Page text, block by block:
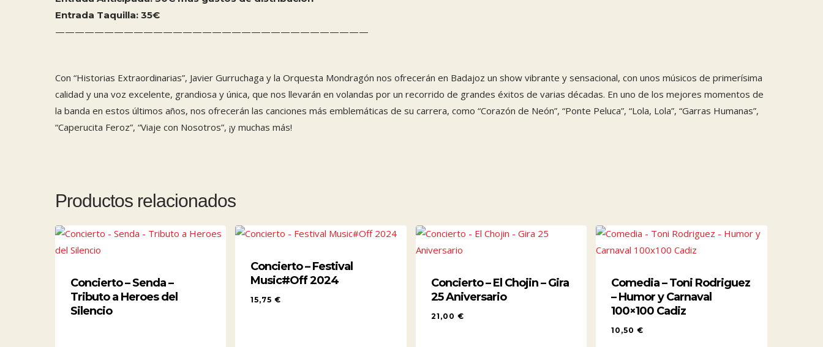
Entrada Taquilla: 35€
————————————————————————————————
Con “Historias Extraordinarias”, Javier Gurruchaga y la Orquesta Mondragón nos ofrecerán en Badajoz un show vibrante y sensacional, con unos músicos de primerísima
calidad y una voz excelente, grandiosa y única, que nos llevarán en volandas por un recorrido de grandes éxitos de varias décadas. En uno de los mejores momentos de
la banda en estos últimos años, nos ofrecerán las canciones más emblemáticas de su carrera, como “Corazón de Neón”, “Ponte Peluca”, “Lola, Lola”, “Garras Humanas”,
“Caperucita Feroz”, “Viaje con Nosotros”, ¡y muchas más!
Productos relacionados
Concierto – Senda –
Tributo a Heroes del
Silencio
Concierto – Festival
Music#Off 2024
15,75€
Concierto – El Chojin – Gira
25 Aniversario
21,00 €
Comedia – Toni Rodriguez
– Humor y Carnaval
100×100 Cadiz
10,50€
Contacto
Aviso legal
Términos y condiciones legales
Política de cookies (UE)
DAVID BOWIE )
18 de septiembre de 2026 21:00 - 23:45
Espectáculo – LAPBROTHERS
Espectáculo de Danza